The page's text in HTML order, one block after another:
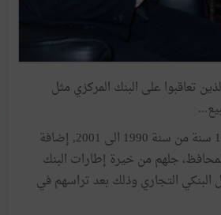
تعاقبوا على البنك المركزي مثل
ويذكر انه تقلد هذا المنصب كمحافظ، في أصعب الفترات التي مرت بها تونس، لمدة 11 سنة من سنة 1990 الى 2001, إضافة
في هذه المهمة نواب للمحافظ، جلهم من خيرة إطارات البنك
البنكي التجاري وذلك بعد تراسهم في